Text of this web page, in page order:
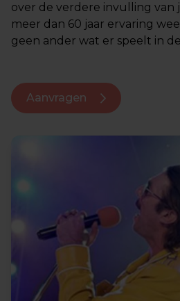
over de verdere invulling van
meer dan 60 jaar ervaring
geen ander wat er speelt in
Aanvragen